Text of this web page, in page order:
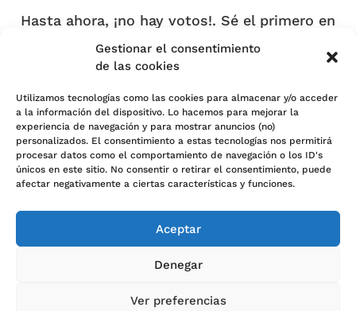
Gestionar el consentimiento
de las cookies
Utilizamos tecnologías como las cookies para almacenar y/o acceder
a la información del dispositivo. Lo hacemos para mejorar la
experiencia de navegación y para mostrar anuncios (no)
personalizados. El consentimiento a estas tecnologías nos permitirá
procesar datos como el comportamiento de navegación o los ID's
únicos en este sitio. No consentir o retirar el consentimiento, puede
afectar negativamente a ciertas características y funciones.
Aceptar
Denegar
Ver preferencias
Hasta ahora, ¡no hay votos!. Sé el primero en
puntuar este contenido.
Política de cookies (UE)
Política de Privacidad